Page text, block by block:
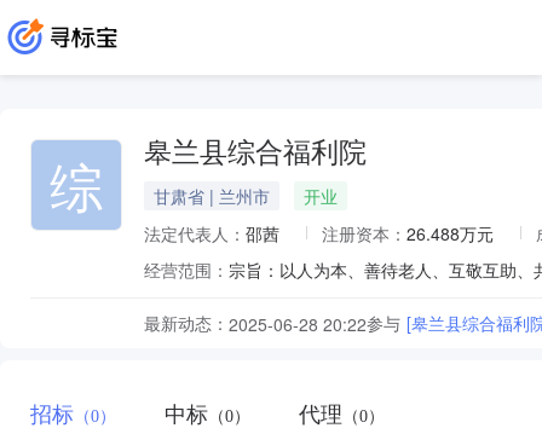
综 皋兰县综合福利院
甘肃省 | 兰州市
开业
法定代表人： 邵茜 注册资本： 26.488万元
经营范围：
最新动态： 2025-06-28 20:22参与 [皋兰县综合福利
招标 （0） 中标 （0） 代理 （0）